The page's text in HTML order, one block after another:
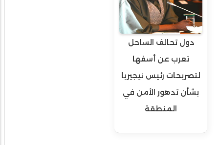
دول تحالف الساحل
تعرب عن أسفها
لتصريحات رئيس نيجيريا
بشأن تدهور الأمن في
المنطقة